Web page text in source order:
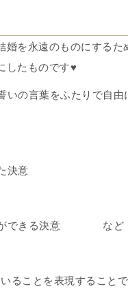
婚を永遠のものにするた
したものです♥
いの言葉をふたりで自由
決意
とができる決意 など
ることを表現することで